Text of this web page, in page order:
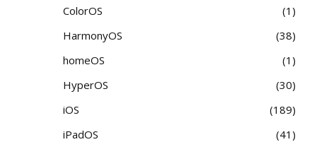
ColorOS
1
HarmonyOS
38
homeOS
1
HyperOS
30
iOS
189
iPadOS
41